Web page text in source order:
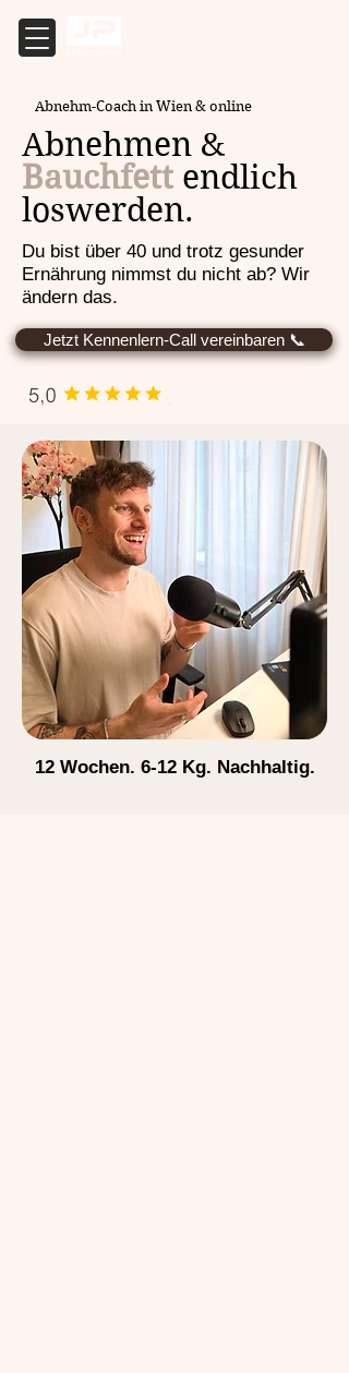
Abnehm-Coach in Wien & online
Abnehmen &
Bauchfett endlich
loswerden.
Du bist über 40 und trotz gesunder
Ernährung nimmst du nicht ab? Wir
ändern das.
Jetzt Kennenlern-Call vereinbaren 📞
12 Wochen. 6-12 Kg. Nachhaltig.